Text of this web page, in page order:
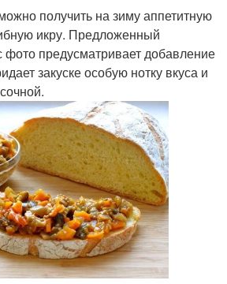
получить на зиму аппетитную
икру. Предложенный
предусматривает добавление
закуске особую нотку вкуса и